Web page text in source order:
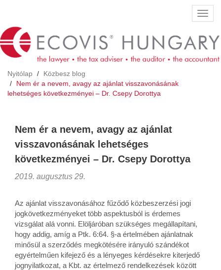
Nyitólap
Közbesz blog
Nem ér a nevem, avagy az ajánlat visszavonásának
lehetséges következményei – Dr. Csepy Dorottya
Nem ér a nevem, avagy az ajánlat
visszavonásának lehetséges
következményei – Dr. Csepy Dorottya
2019. augusztus 29.
Az ajánlat visszavonásához fűződő közbeszerzési jogi
jogkövetkezményeket több aspektusból is érdemes
vizsgálat alá vonni. Elöljáróban szükséges megállapítani,
hogy addig, amíg a Ptk. 6:64. §-a értelmében ajánlatnak
minősül a szerződés megkötésére irányuló szándékot
egyértelműen kifejező és a lényeges kérdésekre kiterjedő
jognyilatkozat, a Kbt. az értelmező rendelkezések között